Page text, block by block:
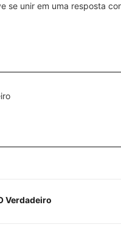
se unir em uma resposta
Verdadeiro